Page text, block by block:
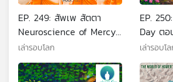
EP. 249: สัพเพ สัตตา
Neuroscience of Mercy
เมื่อวิทยาศาสตร์พบว่า
ความเมตตา คืออาวุธที่ทรง
พลังที่สุด
เล่ารอบโลก
EP.
Day ต
แล้ว วัน
ธรรมช
ครั้งแรก)
เล่ารอบโ